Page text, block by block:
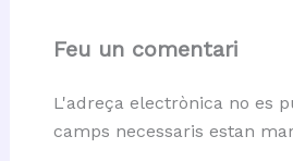
Feu un comentari
L'adreça electrònica no es
camps necessaris estan